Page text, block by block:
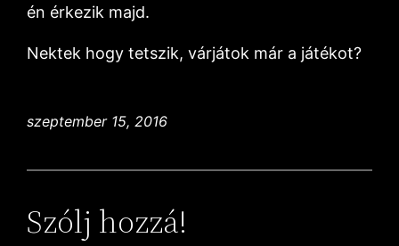
én érkezik majd.
Nektek hogy tetszik, várjátok már a játékot?
szeptember 15, 2016
Szólj hozzá!